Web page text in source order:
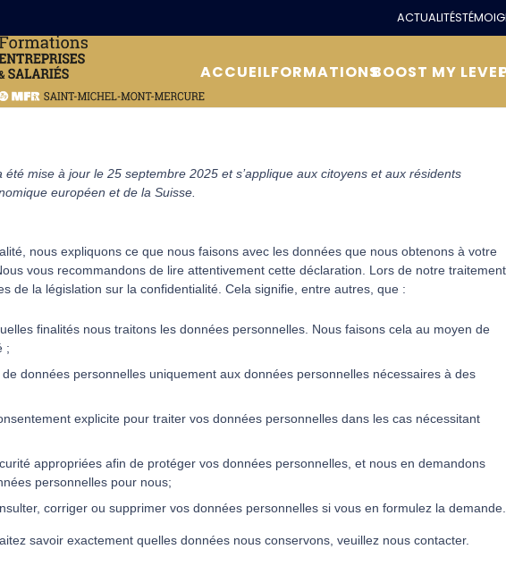
ACTUALITÉS
ACCUEILFORMATIONSBOOST MY LEVEL
mise à jour le 25 septembre 2025 et s’applique aux citoyens et aux résidents
européen et de la Suisse.
nous expliquons ce que nous faisons avec les données que nous obtenons à votre
vous recommandons de lire attentivement cette déclaration. Lors de notre
de la législation sur la confidentialité. Cela signifie, entre autres, que :
finalités nous traitons les données personnelles. Nous faisons cela au moyen de
;
données personnelles uniquement aux données personnelles nécessaires à des
explicite pour traiter vos données personnelles dans les cas nécessitant
appropriées afin de protéger vos données personnelles, et nous en demandons
personnelles pour nous;
corriger ou supprimer vos données personnelles si vous en formulez la demande.
savoir exactement quelles données nous conservons, veuillez nous contacter.